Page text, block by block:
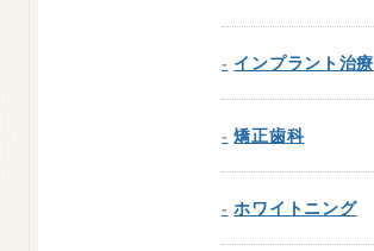
インプラント治療
矯正歯科
ホワイトニング